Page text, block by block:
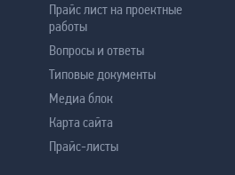
Прайс лист на проектные
работы
Вопросы и ответы
Типовые документы
Медиа блок
Карта сайта
Прайс-листы